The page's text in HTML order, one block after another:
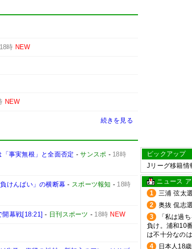
18時 NEW
NEW
続きを見る
事実無根」と全面否定 -サンスポ - 18時
けんばい」の横断幕 - スポーツ報知 - 18時
開幕戦[18:21] - 日刊スポーツ - 18時 NEW
ピックアップ
Jリーグ移籍情
ニュース
1
三浦 弦太
2
奥抜 侃志
3
「私は過
負け。浦和10
は不十分なの
4
日本人18